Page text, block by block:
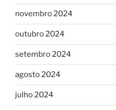
novembro 2024
outubro 2024
setembro 2024
agosto 2024
julho 2024